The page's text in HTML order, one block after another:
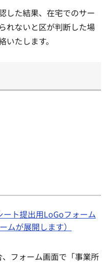
した結果、在宅でのサー
れないと区が判断した場
たします。
ト提出用LoGoフォーム
ムが展開します）
フォーム画面で「事業所